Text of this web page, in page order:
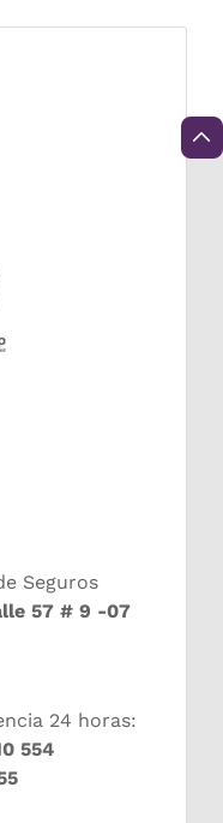
Seguros
57 # 9 -07
24 horas:
554